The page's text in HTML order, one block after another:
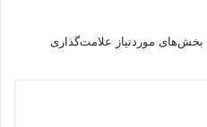
بخش‌های موردنیاز علامت‌گذاری